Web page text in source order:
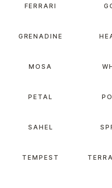
FERRARI
GRENADINE
MOSA
PETAL
SAHEL
TEMPEST